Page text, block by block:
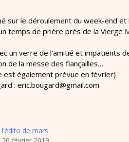
sur le déroulement du week-end
temps de prière près de la
un verre de l’amitié et impatients
de la messe des fiançailles…
est également prévue en février)
: eric.bougard@gmail.com
l’édito de mars